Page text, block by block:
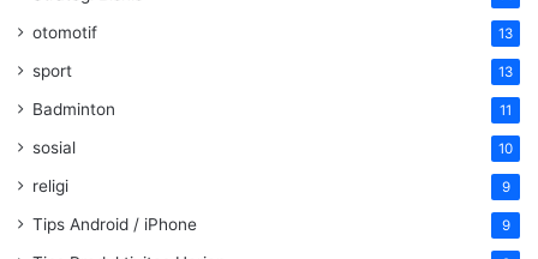
otomotif 13
sport 13
Badminton 11
sosial 10
religi 9
Tips Android / iPhone 9